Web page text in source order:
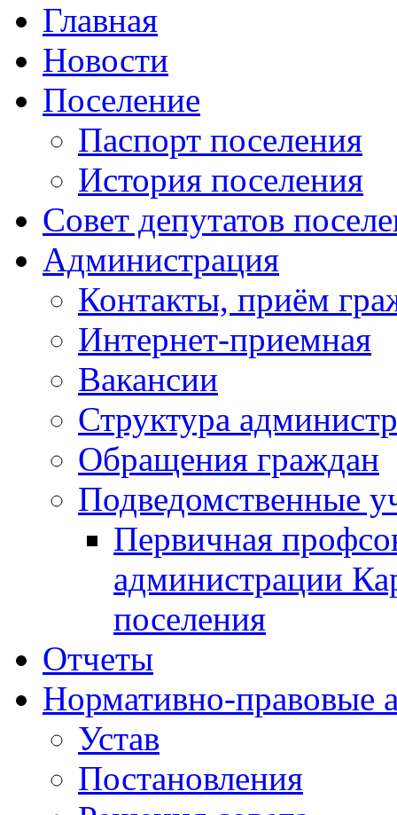
Главная
Новости
Поселение
Паспорт поселения
История поселения
Совет депутатов
Администрация
Контакты, приём
Интернет-приемная
Вакансии
Структура
Обращения граждан
Подведомственные
Первичная
администрации
поселения
Отчеты
Нормативно-правовые
Устав
Постановления